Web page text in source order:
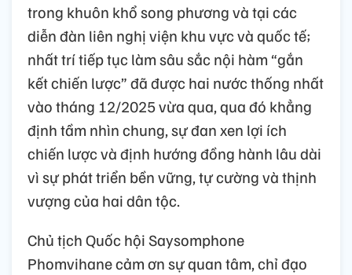
trong khuôn khổ song phương và tại các
diễn đàn liên nghị viện khu vực và quốc tế;
nhất trí tiếp tục làm sâu sắc nội hàm “gắn
kết chiến lược” đã được hai nước thống nhất
vào tháng 12/2025 vừa qua, qua đó khẳng
định tầm nhìn chung, sự đan xen lợi ích
chiến lược và định hướng đồng hành lâu dài
vì sự phát triển bền vững, tự cường và thịnh
vượng của hai dân tộc.
Chủ tịch Quốc hội Saysomphone
Phomvihane cảm ơn sự quan tâm, chỉ đạo